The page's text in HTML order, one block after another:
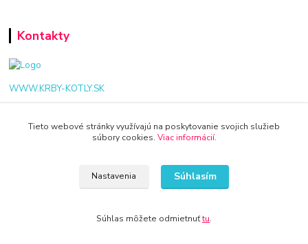
Kontakty
WWW.KRBY-KOTLY.SK
Tieto webové stránky využívajú na poskytovanie svojich služieb
súbory cookies. Viac informácií.
Nastavenia Súhlasím
Súhlas môžete odmietnuťtu.